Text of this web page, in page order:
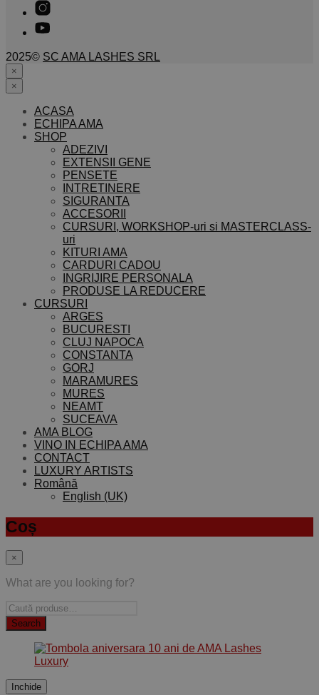
2025© SC AMA LASHES SRL
×
×
ACASA
ECHIPA AMA
SHOP
ADEZIVI
EXTENSII GENE
PENSETE
INTRETINERE
SIGURANTA
ACCESORII
CURSURI, WORKSHOP-uri si MASTERCLASS-
uri
KITURI AMA
CARDURI CADOU
INGRIJIRE PERSONALA
PRODUSE LA REDUCERE
CURSURI
ARGES
BUCURESTI
CLUJ NAPOCA
CONSTANTA
GORJ
MARAMURES
MURES
NEAMT
SUCEAVA
AMA BLOG
VINO IN ECHIPA AMA
CONTACT
LUXURY ARTISTS
Română
English (UK)
Coș
×
What are you looking for?
Inchide